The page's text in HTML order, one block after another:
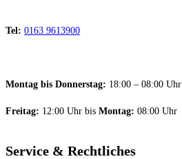
Tel: 0163 9613900
Montag bis Donnerstag: 18:00 – 08:00 Uhr
Freitag: 12:00 Uhr bis Montag: 08:00 Uhr
Service & Rechtliches